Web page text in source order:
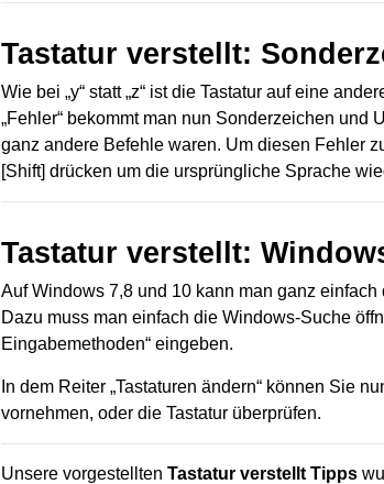
Tastatur verstellt:
Wie bei „y“ statt „z“ ist die Tastatur auf eine
„Fehler“ bekommt man nun Sonderzeichen und
ganz andere Befehle waren. Um diesen Fehler
[Shift] drücken um die ursprüngliche Sprache
Tastatur verstellt:
Auf Windows 7,8 und 10 kann man ganz
Dazu muss man einfach die Windows-Suche
Eingabemethoden“ eingeben.
In dem Reiter „Tastaturen ändern“ können Sie
vornehmen, oder die Tastatur überprüfen.
Unsere vorgestellten Tastatur verstellt Tipps